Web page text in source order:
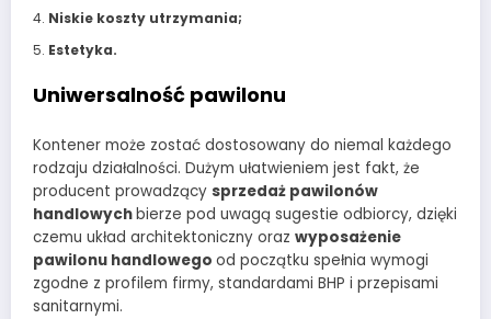
Niskie koszty utrzymania;
Estetyka.
Uniwersalność pawilonu
Kontener może zostać dostosowany do niemal każdego
rodzaju działalności. Dużym ułatwieniem jest fakt, że
producent prowadzący sprzedaż pawilonów
handlowychbierze pod uwagą sugestie odbiorcy, dzięki
czemu układ architektoniczny oraz wyposażenie
pawilonu handlowego od początku spełnia wymogi
zgodne z profilem firmy, standardami BHP i przepisami
sanitarnymi.